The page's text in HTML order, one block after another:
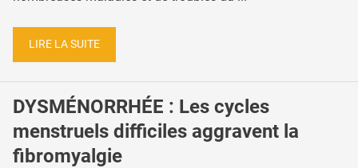
LIRE LA SUITE
DYSMÉNORRHÉE : Les cycles
menstruels difficiles aggravent la
fibromyalgie